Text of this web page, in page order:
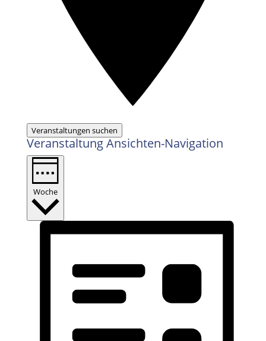
Veranstaltungen suchen
Veranstaltung Ansichten-Navigation
Woche